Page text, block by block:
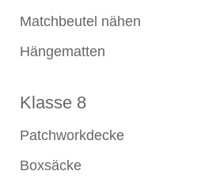
Matchbeutel nähen
Hängematten
Klasse 8
Patchworkdecke
Boxsäcke